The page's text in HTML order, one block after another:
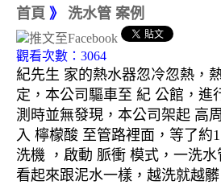
首頁 》 洗水管 案例
觀看次數：3064
紀先生 家的熱水器忽冷忽熱，
定，本公司驅車至 紀 公館，進
測時並無發現，本公司架起 高
入 檸檬酸 至管路裡面，等了約
洗機 ，啟動 脈衝 模式，一洗水
看起來跟泥水一樣，越洗就越